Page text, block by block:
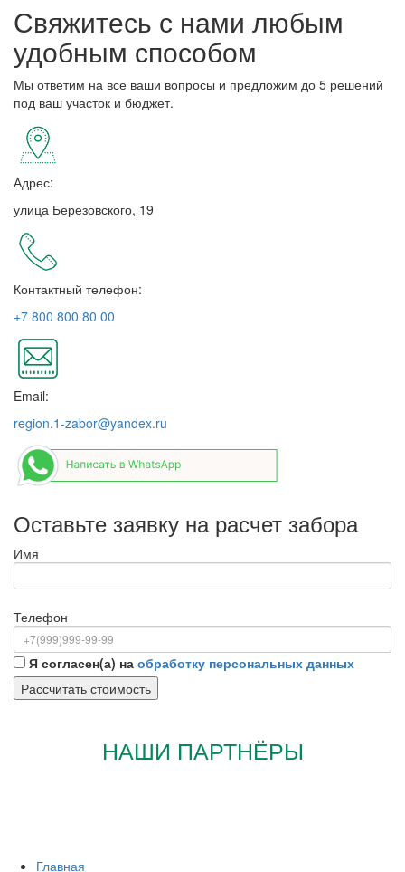
Свяжитесь с нами любым
удобным способом
Мы ответим на все ваши вопросы и предложим до 5 решений
под ваш участок и бюджет.
Адрес:
улица Березовского, 19
Контактный телефон:
+7 800 800 80 00
Email:
region.1-zabor@yandex.ru
Оставьте заявку на расчет забора
Имя
Телефон
Я согласен(а) на обработку персональных данных
НАШИ ПАРТНЁРЫ
Главная